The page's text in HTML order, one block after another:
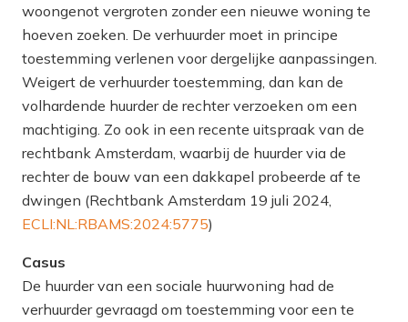
woongenot vergroten zonder een nieuwe woning te
hoeven zoeken. De verhuurder moet in principe
toestemming verlenen voor dergelijke aanpassingen.
Weigert de verhuurder toestemming, dan kan de
volhardende huurder de rechter verzoeken om een
machtiging. Zo ook in een recente uitspraak van de
rechtbank Amsterdam, waarbij de huurder via de
rechter de bouw van een dakkapel probeerde af te
dwingen (Rechtbank Amsterdam 19 juli 2024,
ECLI:NL:RBAMS:2024:5775)
Casus
De huurder van een sociale huurwoning had de
verhuurder gevraagd om toestemming voor een te